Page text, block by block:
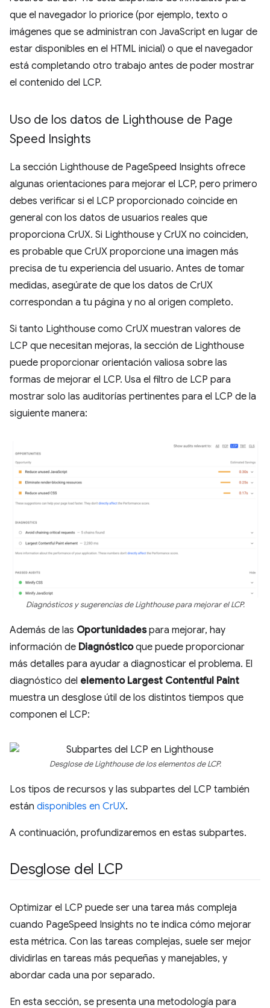
que el navegador lo priorice (por ejemplo, texto o
imágenes que se administran con JavaScript en lugar de
estar disponibles en el HTML inicial) o que el navegador
está completando otro trabajo antes de poder mostrar
el contenido del LCP.
Uso de los datos de Lighthouse de Page
Speed Insights
La sección Lighthouse de PageSpeed Insights ofrece
algunas orientaciones para mejorar el LCP, pero primero
debes verificar si el LCP proporcionado coincide en
general con los datos de usuarios reales que
proporciona CrUX. Si Lighthouse y CrUX no coinciden,
es probable que CrUX proporcione una imagen más
precisa de tu experiencia del usuario. Antes de tomar
medidas, asegúrate de que los datos de CrUX
correspondan a tu página y no al origen completo.
Si tanto Lighthouse como CrUX muestran valores de
LCP que necesitan mejoras, la sección de Lighthouse
puede proporcionar orientación valiosa sobre las
formas de mejorar el LCP. Usa el filtro de LCP para
mostrar solo las auditorías pertinentes para el LCP de la
siguiente manera:
Diagnósticos y sugerencias de Lighthouse para mejorar el LCP.
Además de las Oportunidadespara mejorar, hay
información de Diagnósticoque puede proporcionar
más detalles para ayudar a diagnosticar el problema. El
diagnóstico del elemento Largest Contentful Paint
muestra un desglose útil de los distintos tiempos que
componen el LCP:
Desglose de Lighthouse de los elementos de LCP.
Los tipos de recursos y las subpartes del LCP también
están disponibles en CrUX.
A continuación, profundizaremos en estas subpartes.
Desglose del LCP
Optimizar el LCP puede ser una tarea más compleja
cuando PageSpeed Insights no te indica cómo mejorar
esta métrica. Con las tareas complejas, suele ser mejor
dividirlas en tareas más pequeñas y manejables, y
abordar cada una por separado.
En esta sección, se presenta una metodología para